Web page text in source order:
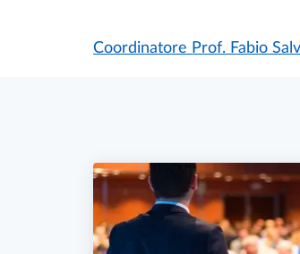
Coordinatore Prof. Fabio